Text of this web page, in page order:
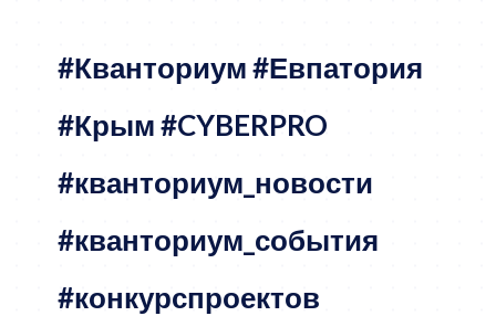
#Кванториум#Евпатория
#Крым#CYBERPRO
#кванториум_новости
#кванториум_события
#конкурспроектов